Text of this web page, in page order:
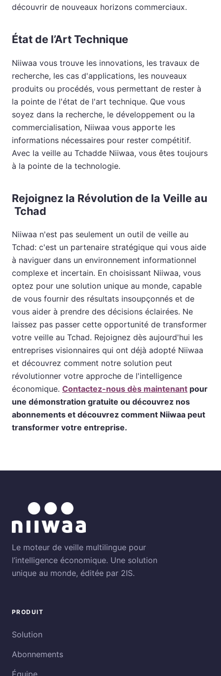
découvrir de nouveaux horizons commerciaux.
État de l’Art Technique
Niiwaa vous trouve les innovations, les travaux de
recherche, les cas d'applications, les nouveaux
produits ou procédés, vous permettant de rester à
la pointe de l'état de l'art technique. Que vous
soyez dans la recherche, le développement ou la
commercialisation, Niiwaa vous apporte les
informations nécessaires pour rester compétitif.
Avec la veille au Tchadde Niiwaa, vous êtes toujours
à la pointe de la technologie.
Rejoignez la Révolution de la Veille au
Tchad
Niiwaa n'est pas seulement un outil de veille au
Tchad: c'est un partenaire stratégique qui vous aide
à naviguer dans un environnement informationnel
complexe et incertain. En choisissant Niiwaa, vous
optez pour une solution unique au monde, capable
de vous fournir des résultats insoupçonnés et de
vous aider à prendre des décisions éclairées. Ne
laissez pas passer cette opportunité de transformer
votre veille au Tchad. Rejoignez dès aujourd'hui les
entreprises visionnaires qui ont déjà adopté Niiwaa
et découvrez comment notre solution peut
révolutionner votre approche de l'intelligence
économique. Contactez-nous dès maintenant pour
une démonstration gratuite ou découvrez nos
abonnements et découvrez comment Niiwaa peut
transformer votre entreprise.
Le moteur de veille multilingue pour
l’intelligence économique. Une solution
unique au monde, éditée par 2IS.
PRODUIT
Solution
Abonnements